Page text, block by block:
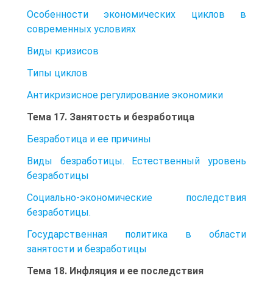
Особенности экономических циклов в
современных условиях
Виды кризисов
Типы циклов
Антикризисное регулирование экономики
Тема 17. Занятость и безработица
Безработица и ее причины
Виды безработицы. Естественный уровень
безработицы
Социально-экономические последствия
безработицы.
Государственная политика в области
занятости и безработицы
Тема 18. Инфляция и ее последствия